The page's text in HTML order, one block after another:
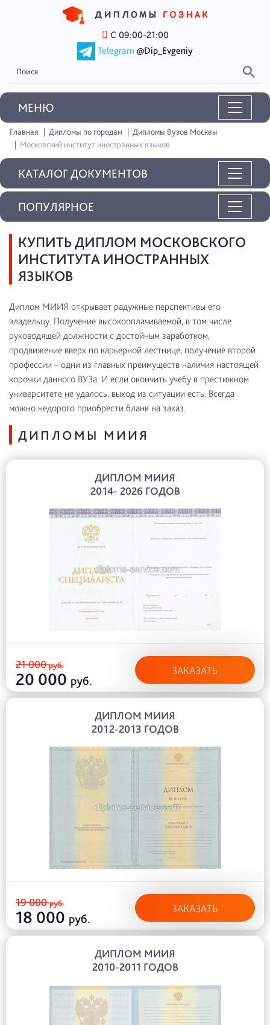
С 09:00-21:00
Telegram @Dip_Evgeniy
MEНЮ
Главная Дипломы по городам
Дипломы Вузов Москвы
Московский институт иностранных языков
КАТАЛОГ ДОКУМЕНТОВ
КУПИТЬ ДИПЛОМ МОСКОВСКОГО
ИНСТИТУТА ИНОСТРАННЫХ
ЯЗЫКОВ
Диплом МИИЯ открывает радужные перспективы его
владельцу. Получение высокооплачиваемой, в том числе
руководящей должности с достойным заработком,
продвижение вверх по карьерной лестнице, получение второй
профессии – одни из главных преимуществ наличия настоящей
корочки данного ВУЗа. И если окончить учебу в престижном
университете не удалось, выход из ситуации есть. Всегда
можно недорого приобрести бланк на заказ.
ДИПЛОМЫ МИИЯ
ДИПЛОМ МИИЯ
2014- 2026 ГОДОВ
21 000руб.
20 000 руб.
ЗАКАЗАТЬ
ДИПЛОМ МИИЯ
2012-2013 ГОДОВ
19 000руб.
18 000 руб.
ЗАКАЗАТЬ
ДИПЛОМ МИИЯ
2010-2011 ГОДОВ
ПОПУЛЯРНОЕ